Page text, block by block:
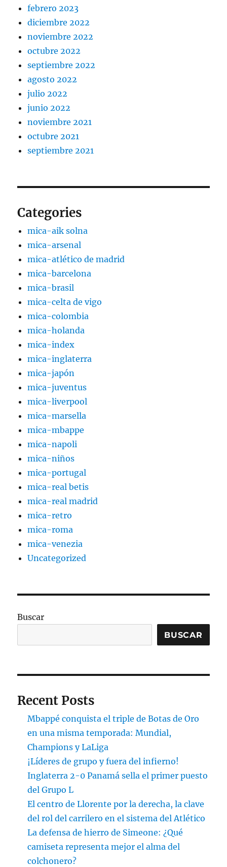
febrero 2023
diciembre 2022
noviembre 2022
octubre 2022
septiembre 2022
agosto 2022
julio 2022
junio 2022
noviembre 2021
octubre 2021
septiembre 2021
Categories
mica-aik solna
mica-arsenal
mica-atlético de madrid
mica-barcelona
mica-brasil
mica-celta de vigo
mica-colombia
mica-holanda
mica-index
mica-inglaterra
mica-japón
mica-juventus
mica-liverpool
mica-marsella
mica-mbappe
mica-napoli
mica-niños
mica-portugal
mica-real betis
mica-real madrid
mica-retro
mica-roma
mica-venezia
Uncategorized
Buscar
BUSCAR
Recent Posts
Mbappé conquista el triple de Botas de Oro
en una misma temporada: Mundial,
Champions y LaLiga
¡Líderes de grupo y fuera del infierno!
Inglaterra 2-0 Panamá sella el primer puesto
del Grupo L
El centro de Llorente por la derecha, la clave
del rol del carrilero en el sistema del Atlético
La defensa de hierro de Simeone: ¿Qué
camiseta representa mejor el alma del
colchonero?